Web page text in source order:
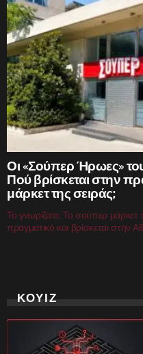
Οι «Σούπερ Ήρωες»
Πού βρίσκεται στην
μάρκετ της σειράς;
Το γνωρίζατε; Το σούπερ
πραγματικό και βρίσκεται στην
ΚΟΥΙΖ